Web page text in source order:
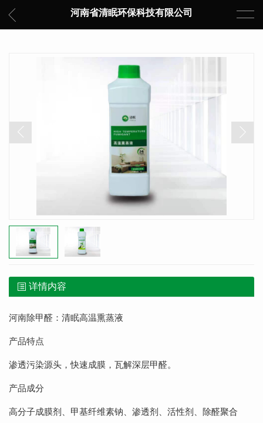
河南省清眠环保科技有限公司
详情内容
河南除甲醛：清眠高温熏蒸液
产品特点
渗透污染源头，快速成膜，瓦解深层甲醛。
产品成分
高分子成膜剂、甲基纤维素钠、渗透剂、活性剂、除醛聚合